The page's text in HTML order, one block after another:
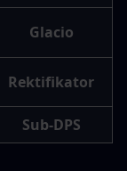
Glacio
Rektifikator
Sub-DPS